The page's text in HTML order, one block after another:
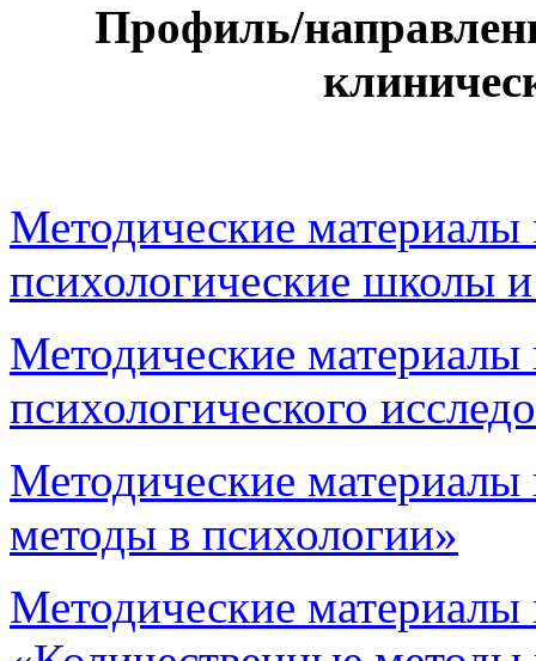
Профиль/
Методические
психологические школы
Методические
психологического
Методические
методы в психологии»
Методические